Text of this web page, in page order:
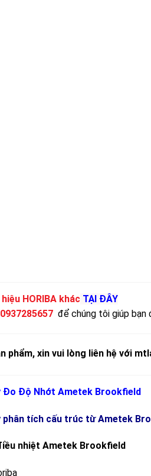
HORIBA khác TẠI ĐÂY
0937285657 để chúng tôi giúp bạn
phẩm, xin vui lòng liên hệ với
Đo Độ Nhớt Ametek Brookfield
phân tích cấu trúc từAmetek
nhiệt Ametek Brookfield